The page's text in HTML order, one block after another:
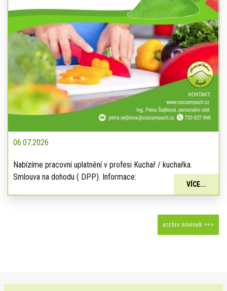
06.07.2026
Nabízíme pracovní uplatnění v profesi Kuchař / kuchařka.
Smlouva na dohodu ( DPP). Informace:
VÍCE...
archiv novinek >>>